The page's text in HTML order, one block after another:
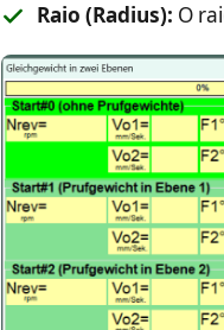
Raio (Radius): O